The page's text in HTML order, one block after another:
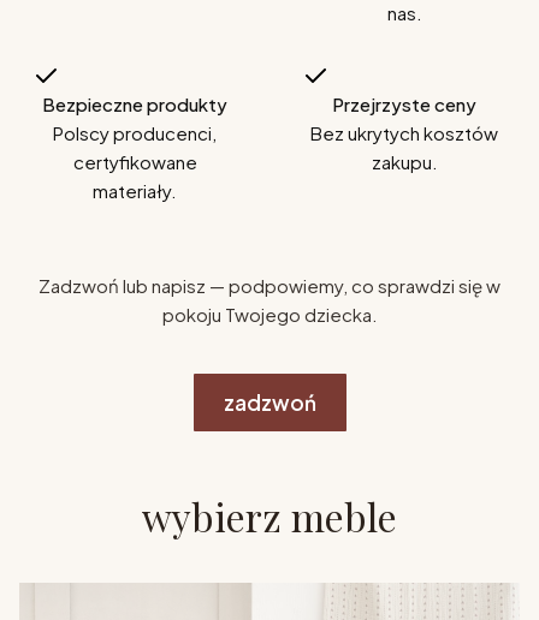
nas.
Bezpieczne produkty
Polscy producenci,
certyfikowane
materiały.
Przejrzyste ceny
Bez ukrytych kosztów
zakupu.
Zadzwoń lub napisz — podpowiemy, co sprawdzi się w
pokoju Twojego dziecka.
zadzwoń
wybierz meble